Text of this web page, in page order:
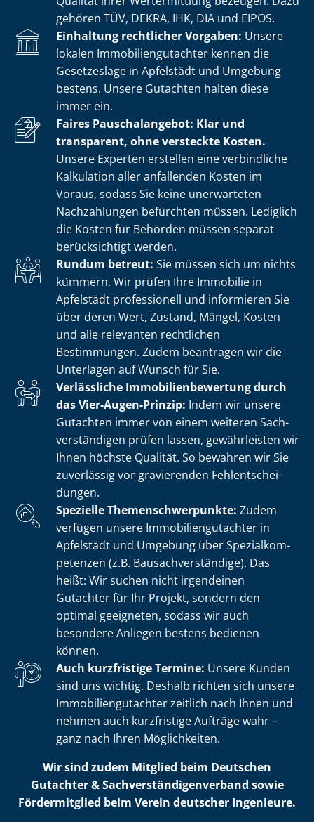
gehören TÜV, DEKRA, IHK, DIA und EIPOS.
Einhaltung rechtlicher Vorgaben: Unsere
lokalen Im­mo­bi­li­en­gut­ach­ter kennen die
Gesetzeslage in Apfelstädt und Umgebung
bestens. Unsere Gutachten halten diese
immer ein.
Faires Pauschalangebot: Klar und
transparent, ohne versteckte Kosten.
Unsere Experten erstellen eine verbindliche
Kalkulation aller anfallenden Kosten im
Voraus, sodass Sie keine unerwarteten
Nachzahlungen befürchten müssen. Lediglich
die Kosten für Behörden müssen separat
berücksichtigt werden.
Rundum betreut: Sie müssen sich um nichts
kümmern. Wir prüfen Ihre Immobilie in
Apfelstädt professionell und informieren Sie
über deren Wert, Zustand, Mängel, Kosten
und alle relevanten rechtlichen
Bestimmungen. Zudem beantragen wir die
Unterlagen auf Wunsch für Sie.
Verlässliche Im­mo­bi­li­en­be­wer­tung durch
das Vier-Augen-Prinzip: Indem wir unsere
Gutachten immer von einem weiteren Sach­
ver­stän­di­gen prüfen lassen, gewährleisten wir
Ihnen höchste Qualität. So bewahren wir Sie
zuverlässig vor gravierenden Fehl­ent­schei­
dun­gen.
Spezielle The­men­schwer­punk­te: Zudem
verfügen unsere Im­mo­bi­li­en­gut­ach­ter in
Apfelstädt und Umgebung über Spe­zi­al­kom­
pe­ten­zen (z.B. Bau­sach­ver­stän­di­ge). Das
heißt: Wir suchen nicht irgendeinen
Gutachter für Ihr Projekt, sondern den
optimal geeigneten, sodass wir auch
besondere Anliegen bestens bedienen
können.
Auch kurzfristige Termine: Unsere Kunden
sind uns wichtig. Deshalb richten sich unsere
Im­mo­bi­li­en­gut­ach­ter zeitlich nach Ihnen und
nehmen auch kurzfristige Aufträge wahr –
ganz nach Ihren Möglichkeiten.
Wir sind zudem Mitglied beim Deutschen
Gutachter & Sach­ver­stän­di­gen­ver­band sowie
Fördermitglied beim Verein deutscher Ingenieure.